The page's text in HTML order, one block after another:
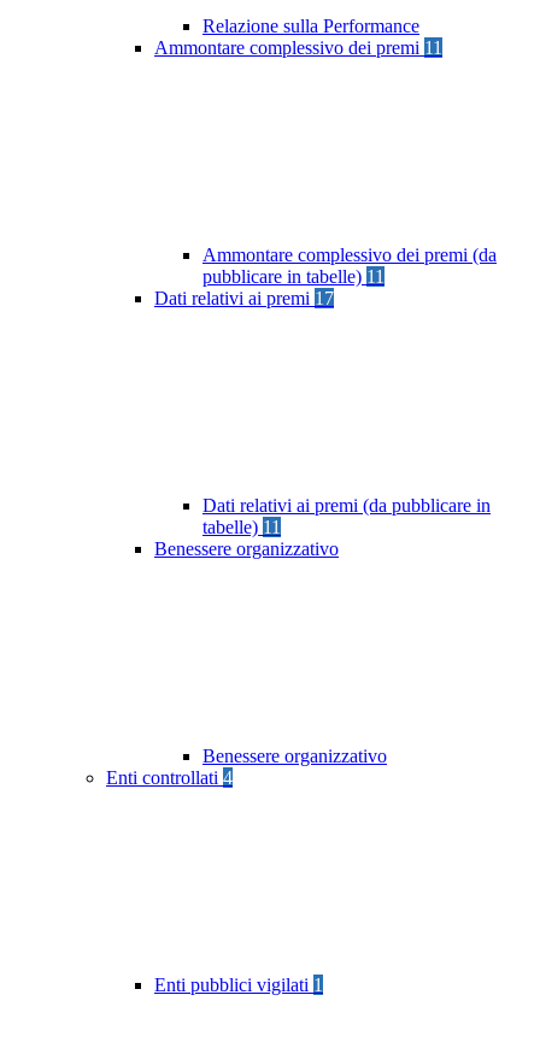
Relazione sulla Performance
Ammontare complessivo dei premi 11
Ammontare complessivo dei premi (da
pubblicare in tabelle) 11
Dati relativi ai premi 17
Dati relativi ai premi (da pubblicare in
tabelle) 11
Benessere organizzativo
Benessere organizzativo
Enti controllati 4
Enti pubblici vigilati 1